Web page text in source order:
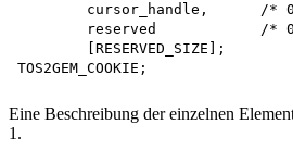
cursor_handle,      /*
reserved            /*
        [RESERVED_SIZE];
Eine Beschreibung der einzelnen
1.